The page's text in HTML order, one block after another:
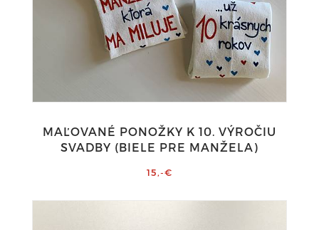
MAĽOVANÉ PONOŽKY K 10. VÝROČIU
SVADBY (BIELE PRE MANŽELA)
15,-€